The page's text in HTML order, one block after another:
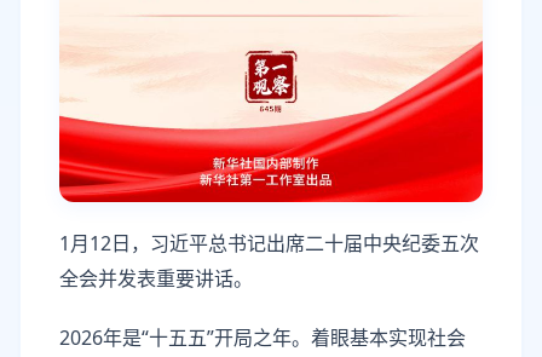
1月12日，习近平总书记出席二十届中央纪委五次
全会并发表重要讲话。
2026年是“十五五”开局之年。着眼基本实现社会